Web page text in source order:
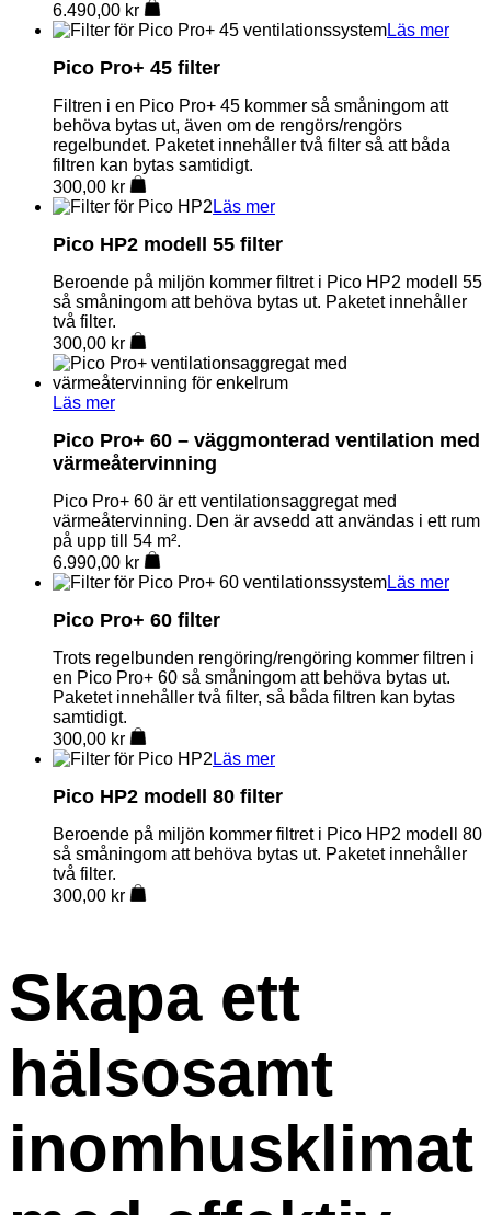
6.490,00 kr
Läs mer
Pico Pro+ 45 filter
Filtren i en Pico Pro+ 45 kommer så småningom att
behöva bytas ut, även om de rengörs/rengörs
regelbundet. Paketet innehåller två filter så att båda
filtren kan bytas samtidigt.
300,00 kr
Läs mer
Pico HP2 modell 55 filter
Beroende på miljön kommer filtret i Pico HP2 modell 55
så småningom att behöva bytas ut. Paketet innehåller
två filter.
300,00 kr
Läs mer
Pico Pro+ 60 – väggmonterad ventilation med
värmeåtervinning
Pico Pro+ 60 är ett ventilationsaggregat med
värmeåtervinning. Den är avsedd att användas i ett rum
på upp till 54 m².
6.990,00 kr
Läs mer
Pico Pro+ 60 filter
Trots regelbunden rengöring/rengöring kommer filtren i
en Pico Pro+ 60 så småningom att behöva bytas ut.
Paketet innehåller två filter, så båda filtren kan bytas
samtidigt.
300,00 kr
Läs mer
Pico HP2 modell 80 filter
Beroende på miljön kommer filtret i Pico HP2 modell 80
så småningom att behöva bytas ut. Paketet innehåller
två filter.
300,00 kr
Skapa ett
hälsosamt
inomhusklimat